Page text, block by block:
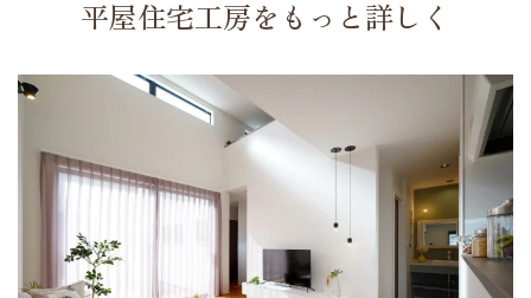
平屋住宅工房をもっと詳しく